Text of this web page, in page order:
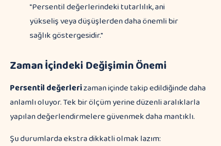
"Persentil değerlerindeki tutarlılık, ani
yükseliş veya düşüşlerden daha önemli bir
sağlık göstergesidir."
Zaman İçindeki Değişimin Önemi
Persentil değerlerizaman içinde takip edildiğinde daha
anlamlı oluyor. Tek bir ölçüm yerine düzenli aralıklarla
yapılan değerlendirmelere güvenmek daha mantıklı.
Şu durumlarda ekstra dikkatli olmak lazım: